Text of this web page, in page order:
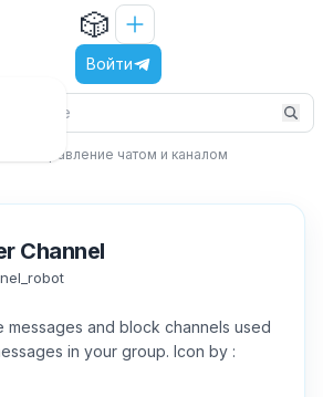
🎲
Войти
Управление чатом и каналом
Channel
messages and block channels used
in your group. Icon by :